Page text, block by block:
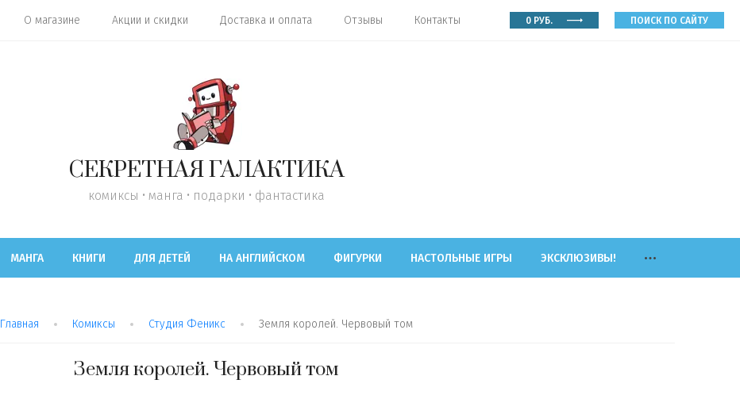
О магазине Акции и скидки Доставка и оплата Отзывы Контакты 0 РУБ. ПОИСК ПО САЙТУ
СЕКРЕТНАЯ ГАЛАКТИКА
комиксы • манга • подарки • фантастика
МАНГА КНИГИ ДЛЯ ДЕТЕЙ НА АНГЛИЙСКОМ ФИГУРКИ НАСТОЛЬНЫЕ ИГРЫ ЭКСКЛЮЗИВЫ!
Главная Комиксы Студия Феникс Земля королей. Червовый том
Земля королей. Червовый том